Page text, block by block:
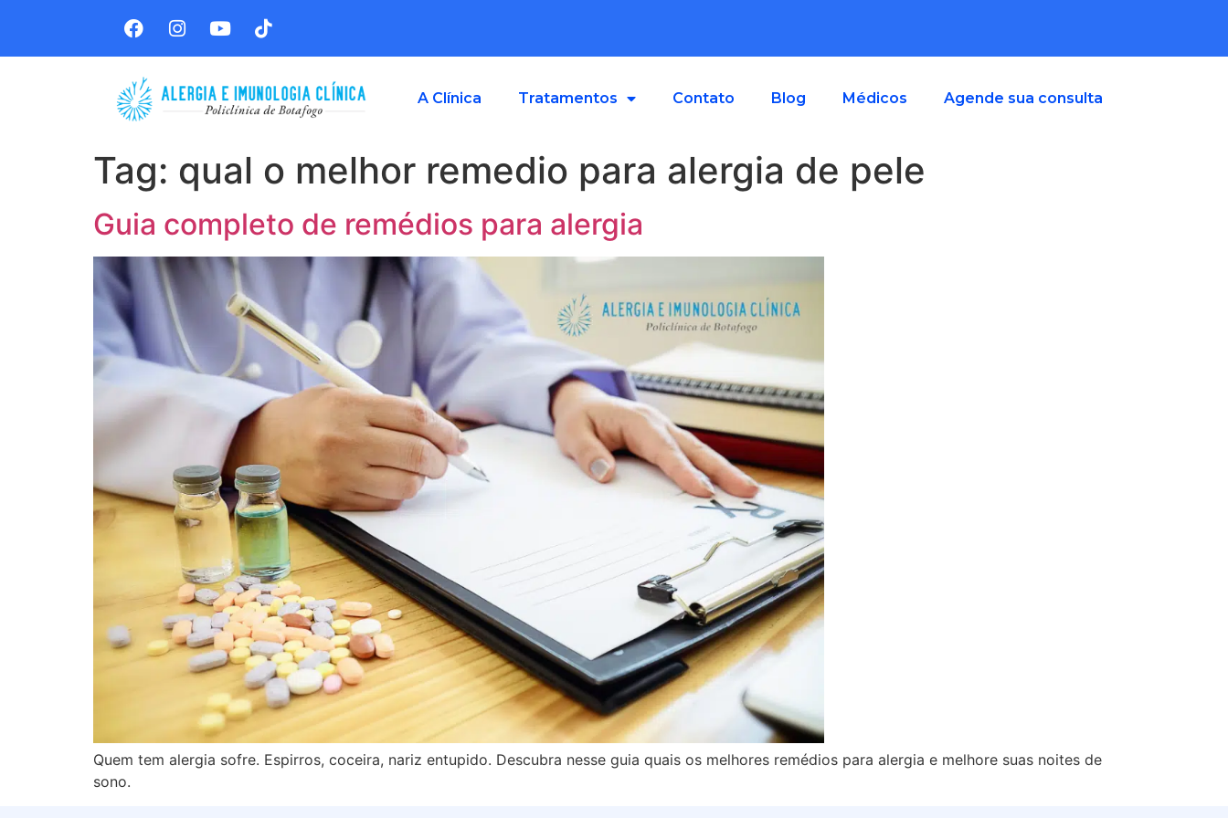
A Clínica Tratamentos Contato Blog Médicos Agende sua consulta
Tag: qual o melhor remedio para alergia de pele
Guia completo de remédios para alergia
Quem tem alergia sofre. Espirros, coceira, nariz entupido. Descubra nesse guia quais os melhores remédios para alergia e melhore suas noites de
sono.